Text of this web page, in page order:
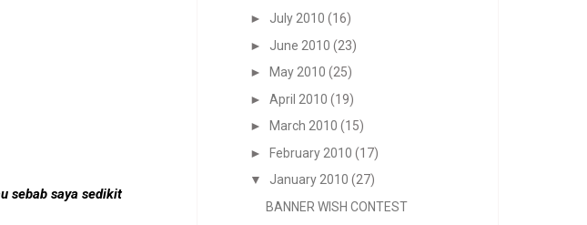
sebab saya sedikit
► July 2010 (16)
► June 2010 (23)
►
May 2010 (25)
► April 2010 (19)
►
March 2010 (15)
► February 2010 (17)
▼
January 2010 (27)
BANNER WISH CONTEST